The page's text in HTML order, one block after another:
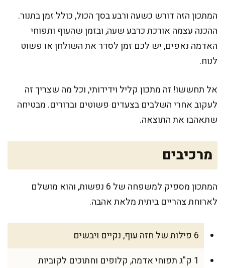
המתכון הזה דורש כשעה ורבע בסך הכול, כולל זמן בתנור.
ההכנה עצמה אורכת כרבע שעה, ובזמן שהעוף ותפוחי
האדמה נאפים, יש לכם זמן לסדר את השולחן או פשוט
לנוח.
אל תחששו! זה מתכון קליל וידידותי, וכל מה שצריך זה
לעקוב אחרי השלבים בצעדים פשוטים וברורים. מבטיחה
שתאהבו את התוצאה.
מרכיבים
המתכון מספיק למשפחה של 6 נפשות, והוא מושלם
לארוחת צהריים ביתית מלאת אהבה.
6 פילות של חזה עוף, נקיים ויבשים
1 ק"ג תפוחי אדמה, קלופים וחתוכים לקוביות